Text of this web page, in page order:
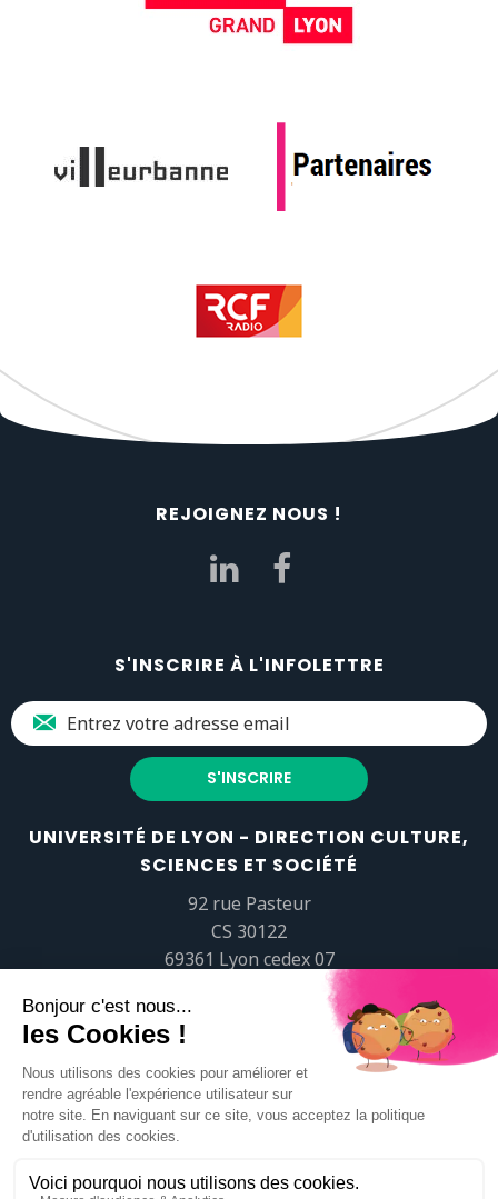
REJOIGNEZ NOUS !
S'INSCRIRE À L'INFOLETTRE
UNIVERSITÉ DE LYON - DIRECTION CULTURE,
SCIENCES ET SOCIÉTÉ
92 rue Pasteur
CS 30122
69361 Lyon cedex 07
popsciences@universite-lyon.fr
Tél.+33 (0)4 37 37 82 01